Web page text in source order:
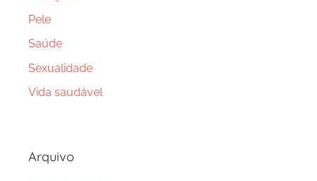
Pele
Saúde
Sexualidade
Vida saudável
Arquivo